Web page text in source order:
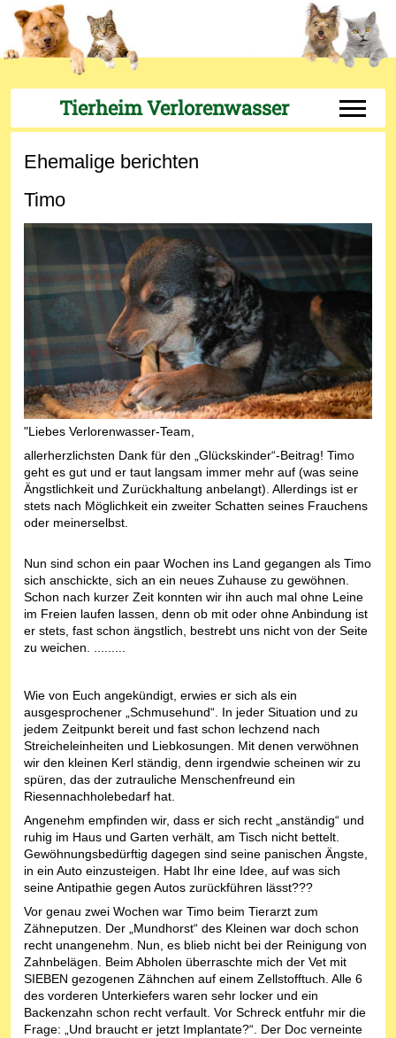
Tierheim Verlorenwasser Off-
Ehemalige berichten
Timo
"Liebes Verlorenwasser-Team,
allerherzlichsten Dank für den „Glückskinder“-Beitrag! Timo
geht es gut und er taut langsam immer mehr auf (was seine
Ängstlichkeit und Zurückhaltung anbelangt). Allerdings ist er
stets nach Möglichkeit ein zweiter Schatten seines Frauchens
oder meinerselbst.
Nun sind schon ein paar Wochen ins Land gegangen als Timo
sich anschickte, sich an ein neues Zuhause zu gewöhnen.
Schon nach kurzer Zeit konnten wir ihn auch mal ohne Leine
im Freien laufen lassen, denn ob mit oder ohne Anbindung ist
er stets, fast schon ängstlich, bestrebt uns nicht von der Seite
zu weichen. .........
Wie von Euch angekündigt, erwies er sich als ein
ausgesprochener „Schmusehund“. In jeder Situation und zu
jedem Zeitpunkt bereit und fast schon lechzend nach
Streicheleinheiten und Liebkosungen. Mit denen verwöhnen
wir den kleinen Kerl ständig, denn irgendwie scheinen wir zu
spüren, das der zutrauliche Menschenfreund ein
Riesennachholebedarf hat.
Angenehm empfinden wir, dass er sich recht „anständig“ und
ruhig im Haus und Garten verhält, am Tisch nicht bettelt.
Gewöhnungsbedürftig dagegen sind seine panischen Ängste,
in ein Auto einzusteigen. Habt Ihr eine Idee, auf was sich
seine Antipathie gegen Autos zurückführen lässt???
Vor genau zwei Wochen war Timo beim Tierarzt zum
Zähneputzen. Der „Mundhorst“ des Kleinen war doch schon
recht unangenehm. Nun, es blieb nicht bei der Reinigung von
Zahnbelägen. Beim Abholen überraschte mich der Vet mit
SIEBEN gezogenen Zähnchen auf einem Zellstofftuch. Alle 6
des vorderen Unterkiefers waren sehr locker und ein
Backenzahn schon recht verfault. Vor Schreck entfuhr mir die
Frage: „Und braucht er jetzt Implantate?“. Der Doc verneinte